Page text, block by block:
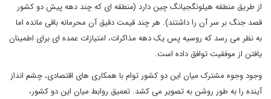
از طریق منطقه هیلونگجیانگ چین دارد (منطقه ای که چند دهه پیش دو کشور
قصد جنگ بر سر آن را داشتند). هر چند قیمت دقیق آن محرمانه باقی مانده اما
به نظر می رسد که روسیه پس یک دهه مذاکرات، امتیازات عمده ای برای اطمینان
یافتن از موفقیت توافق داده است.
وجود وجوه مشترک میان این دو کشور توام با همکاری های اقتصادی، چشم انداز
آینده را به طور روشن به تصویر می کشد. تعمیق روابط میان این دو کشور،